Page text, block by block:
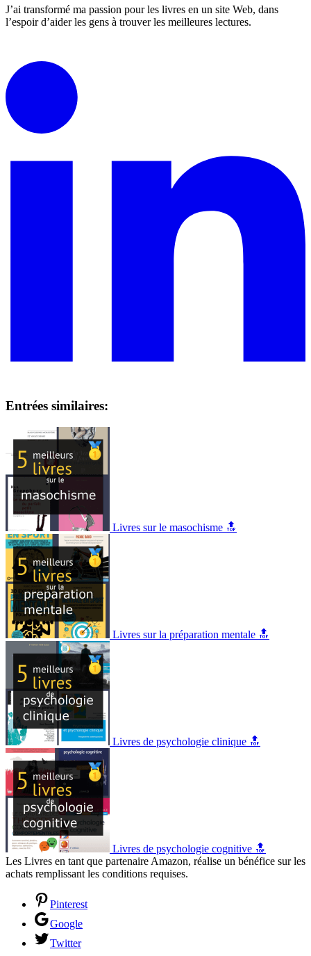
J’ai transformé ma passion pour les livres en un site Web, dans
l’espoir d’aider les gens à trouver les meilleures lectures.
Entrées similaires:
Livres sur le masochisme 🔝
Livres sur la préparation mentale 🔝
Livres de psychologie clinique 🔝
Livres de psychologie cognitive 🔝
Les Livres en tant que partenaire Amazon, réalise un bénéfice sur les
achats remplissant les conditions requises.
Pinterest
Google
Twitter